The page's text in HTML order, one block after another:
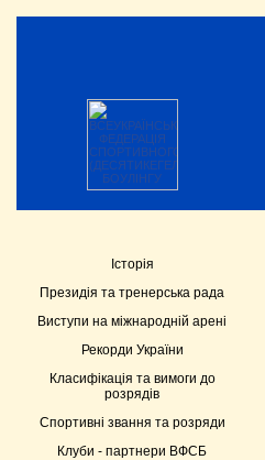
Історія
Президія та тренерська рада
Виступи на міжнародній арені
Рекорди України
Класифікація та вимоги до
розрядів
Спортивні звання та розряди
Клуби - партнери ВФСБ